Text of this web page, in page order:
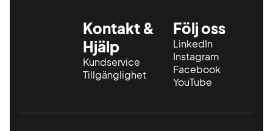
Kontakt &
Hjälp
Kundservice
Tillgänglighet
Följ oss
LinkedIn
Instagram
Facebook
YouTube